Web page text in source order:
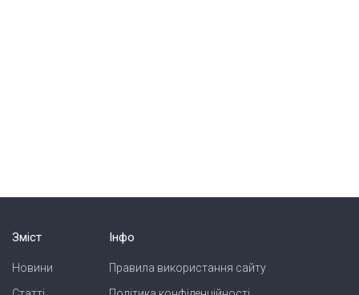
Зміст
Новини
Інфо
Правила використання сайту